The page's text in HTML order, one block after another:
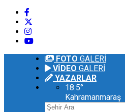
FOTO GALERİ
VİDEO GALERİ
YAZARLAR
18.5°
Kahramanmaraş